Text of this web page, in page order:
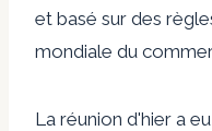
et basé sur des
mondiale du
La réunion d'hier a